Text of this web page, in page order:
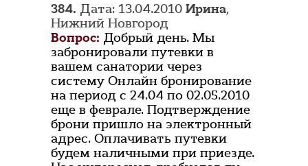
384. Дата: 13.04.2010 Ирина,
Нижний Новгород
Вопрос: Добрый день. Мы
забронировали путевки в
вашем санатории через
систему Онлайн бронирование
на период с 24.04 по 02.05.2010
еще в феврале. Подтверждение
брони пришло на электронный
адрес. Оплачивать путевки
будем наличными при приезде.